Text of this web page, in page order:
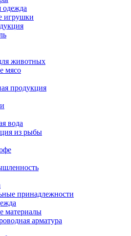
одежда
игрушки
животных
мясо
продукция
вода
из рыбы
принадлежности
материалы
арматура